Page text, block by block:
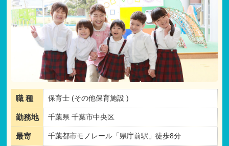
職 種 保育士 (その他保育施設 )
勤務地 千葉県 千葉市中央区
最寄 千葉都市モノレール「県庁前駅」徒歩8分